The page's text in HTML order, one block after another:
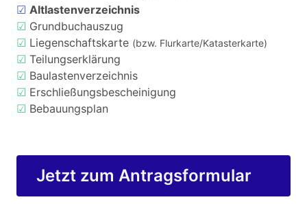
☑ Altlastenverzeichnis
☑ Grundbuchauszug
☑ Liegenschaftskarte (bzw. Flurkarte/Katasterkarte)
☑ Teilungserklärung
☑ Baulastenverzeichnis
☑ Erschließungsbescheinigung
☑ Bebauungsplan
Jetzt zum Antragsformular